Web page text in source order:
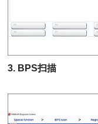
3. BPS扫描